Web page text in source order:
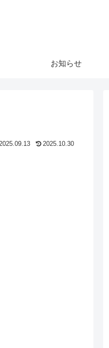
お知らせ
2025.10.30